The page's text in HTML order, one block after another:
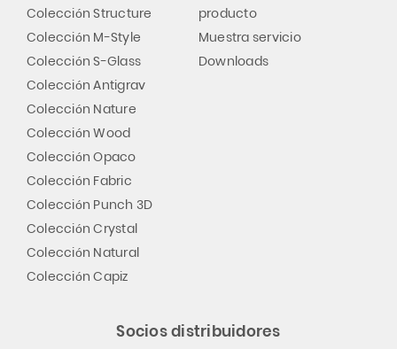
Colección Structure
Colección M-Style
Colección S-Glass
Colección Antigrav
Colección Nature
Colección Wood
Colección Opaco
Colección Fabric
Colección Punch 3D
Colección Crystal
Colección Natural
Colección Capiz
producto
Muestra servicio
Downloads
Socios distribuidores